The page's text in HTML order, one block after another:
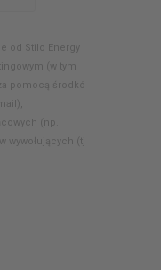
od Stilo Energy
(w tym
pomocą środków
(np.
(tj.